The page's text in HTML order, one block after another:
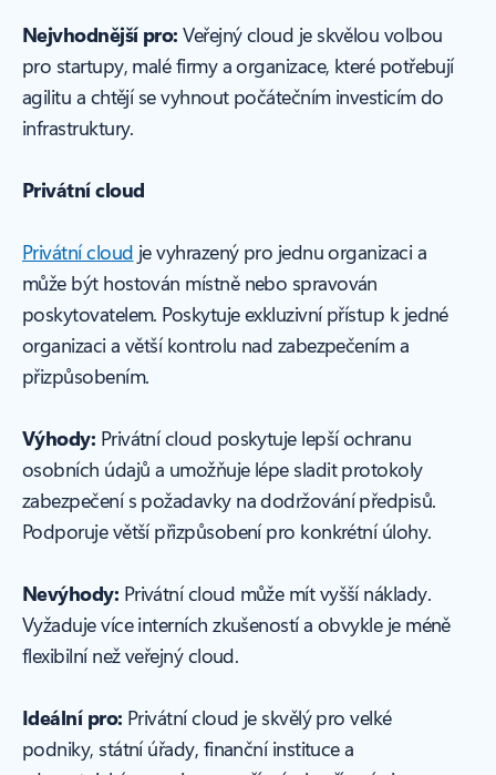
Nejvhodnější pro: Veřejný cloud je skvělou volbou
pro startupy, malé firmy a organizace, které potřebují
agilitu a chtějí se vyhnout počátečním investicím do
infrastruktury.
Privátní cloud
Privátní cloud je vyhrazený pro jednu organizaci a
může být hostován místně nebo spravován
poskytovatelem. Poskytuje exkluzivní přístup k jedné
organizaci a větší kontrolu nad zabezpečením a
přizpůsobením.
Výhody: Privátní cloud poskytuje lepší ochranu
osobních údajů a umožňuje lépe sladit protokoly
zabezpečení s požadavky na dodržování předpisů.
Podporuje větší přizpůsobení pro konkrétní úlohy.
Nevýhody: Privátní cloud může mít vyšší náklady.
Vyžaduje více interních zkušeností a obvykle je méně
flexibilní než veřejný cloud.
Ideální pro: Privátní cloud je skvělý pro velké
podniky, státní úřady, finanční instituce a